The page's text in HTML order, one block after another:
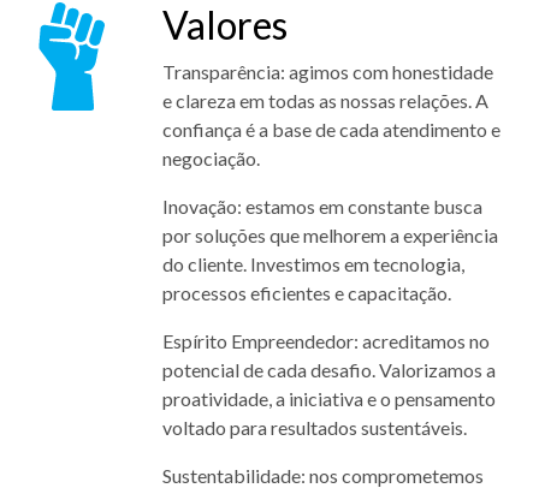
Valores
Transparência: agimos com honestidade
e clareza em todas as nossas relações. A
confiança é a base de cada atendimento e
negociação.
Inovação: estamos em constante busca
por soluções que melhorem a experiência
do cliente. Investimos em tecnologia,
processos eficientes e capacitação.
Espírito Empreendedor: acreditamos no
potencial de cada desafio. Valorizamos a
proatividade, a iniciativa e o pensamento
voltado para resultados sustentáveis.
Sustentabilidade: nos comprometemos